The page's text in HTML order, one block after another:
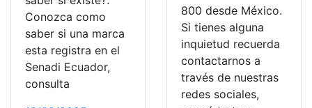
Conozca como
saber si una marca
esta registra en el
Senadi Ecuador,
consulta
800 desde México.
Si tienes alguna
inquietud recuerda
contactarnos a
través de nuestras
redes sociales,